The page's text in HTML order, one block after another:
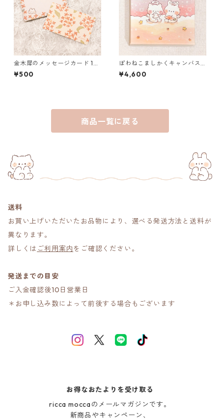
金木犀のメッセージカード 15
枚入り
¥500
ぽわねこましかくキャンバス
プリント（天使）
¥4,600
商品一覧に戻る
送料
お買い上げいただいたお品物により、選べる発送方法と送料が
異なります。
詳しくは ご利用案内をご確認ください。
発送までの目安
ご入金確認後10日営業日
＊お申し込み数によって前後する場合もございます
お得なおたよりを受け取る
ricca moccaのメールマガジンです。
新商品やキャンペーン、